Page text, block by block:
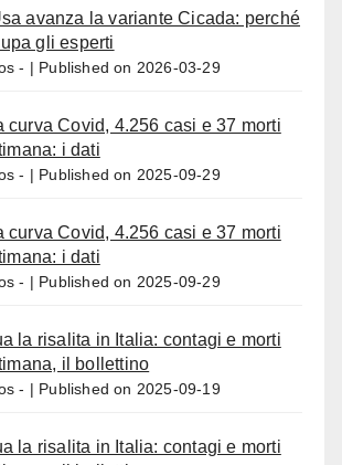
avanza la variante Cicada: perché
gli esperti
- Published on 2026-03-29
curva Covid, 4.256 casi e 37 morti
i dati
- Published on 2025-09-29
curva Covid, 4.256 casi e 37 morti
i dati
- Published on 2025-09-29
la risalita in Italia: contagi e morti
il bollettino
- Published on 2025-09-19
la risalita in Italia: contagi e morti